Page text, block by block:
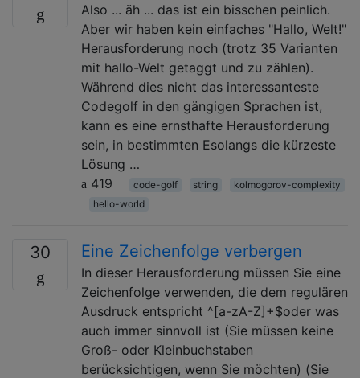
Also ... äh ... das ist ein bisschen peinlich.
Aber wir haben kein einfaches "Hallo, Welt!"
Herausforderung noch (trotz 35 Varianten
mit hallo-Welt getaggt und zu zählen).
Während dies nicht das interessanteste
Codegolf in den gängigen Sprachen ist,
kann es eine ernsthafte Herausforderung
sein, in bestimmten Esolangs die kürzeste
Lösung …
419
code-golf string
kolmogorov-complexity
hello-world
30 Eine Zeichenfolge verbergen
In dieser Herausforderung müssen Sie eine
Zeichenfolge verwenden, die dem regulären
Ausdruck entspricht ^[a-zA-Z]+$oder was
auch immer sinnvoll ist (Sie müssen keine
Groß- oder Kleinbuchstaben
berücksichtigen, wenn Sie möchten) (Sie